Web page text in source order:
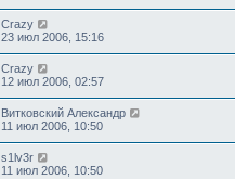
Crazy
23 июл 2006, 15:16
Crazy
12 июл 2006, 02:57
Витковский Александр
11 июл 2006, 10:50
s1lv3r
11 июл 2006, 10:50